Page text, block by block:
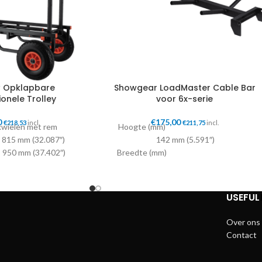
Opklapbare
Trolley
€218,53 incl.
met rem
mm (32.087″)
mm (37.402″)
175 kg (385.809 lb)
Showgear LoadMaster Cable Bar
voor 6x-serie
€175,00 €211,75incl.
Hoogte (mm)
142 mm (5.591″)
Breedte (mm)
1560 mm (61.417″)
Gewicht 5.5
Over ons
Contact